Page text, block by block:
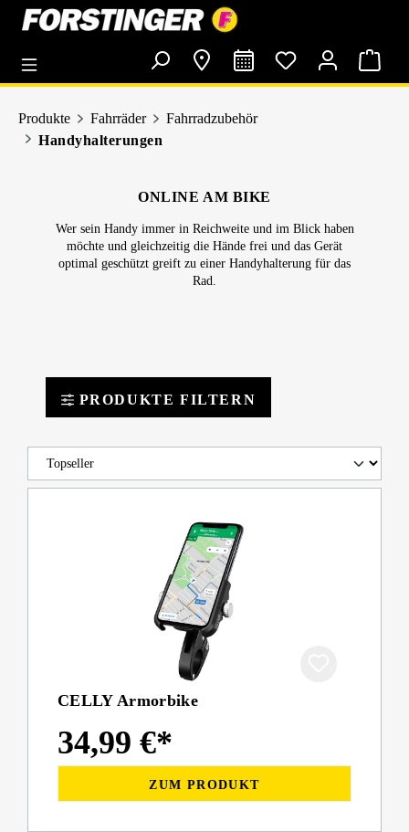
springen
Produkte Fahrräder
Fahrradzubehör
Handyhalterungen
ONLINE AM BIKE
Wer sein Handy immer in Reichweite und im Blick haben
möchte und gleichzeitig die Hände frei und das Gerät
optimal geschützt greift zu einer Handyhalterung für das
Rad.
PRODUKTE FILTERN
CELLY Armorbike
34,99 €*
ZUM PRODUKT